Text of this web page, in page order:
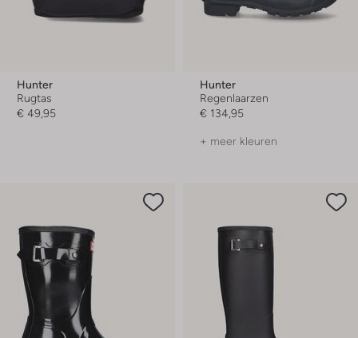
Hunter
Rugtas
€ 49,95
Hunter
Regenlaarzen
€ 134,95
+ meer kleuren